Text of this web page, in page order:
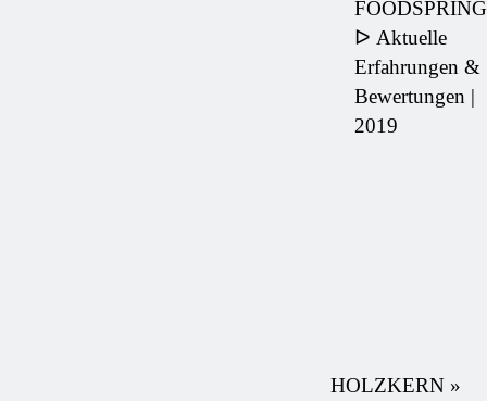
FOODSPRING
ᐅ Aktuelle
Erfahrungen &
Bewertungen |
2019
HOLZKERN »